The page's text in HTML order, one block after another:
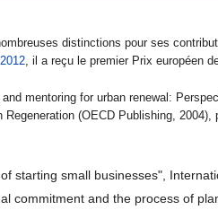
distinctions pour ses
2012, il a reçu le premier Prix européen
mentoring for urban renewal:
(OECD Publishing, 2004),
starting small businesses",
commitment and the process of